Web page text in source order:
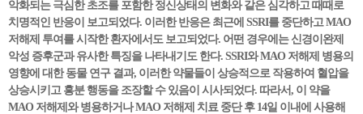
악화되는 극심한 초조를 포함한 정신상태의 변화와 같은 심각하고 때때로
치명적인 반응이 보고되었다. 이러한 반응은 최근에 SSRI를 중단하고 MAO
저해제 투여를 시작한 환자에서도 보고되었다. 어떤 경우에는 신경이완제
악성 증후군과 유사한 특징을 나타내기도 한다. SSRI와 MAO 저해제 병용의
영향에 대한 동물 연구 결과, 이러한 약물들이 상승적으로 작용하여 혈압을
상승시키고 흥분 행동을 조장할 수 있음이 시사되었다. 따라서, 이 약을
MAO 저해제와 병용하거나 MAO 저해제 치료 중단 후 14일 이내에 사용해